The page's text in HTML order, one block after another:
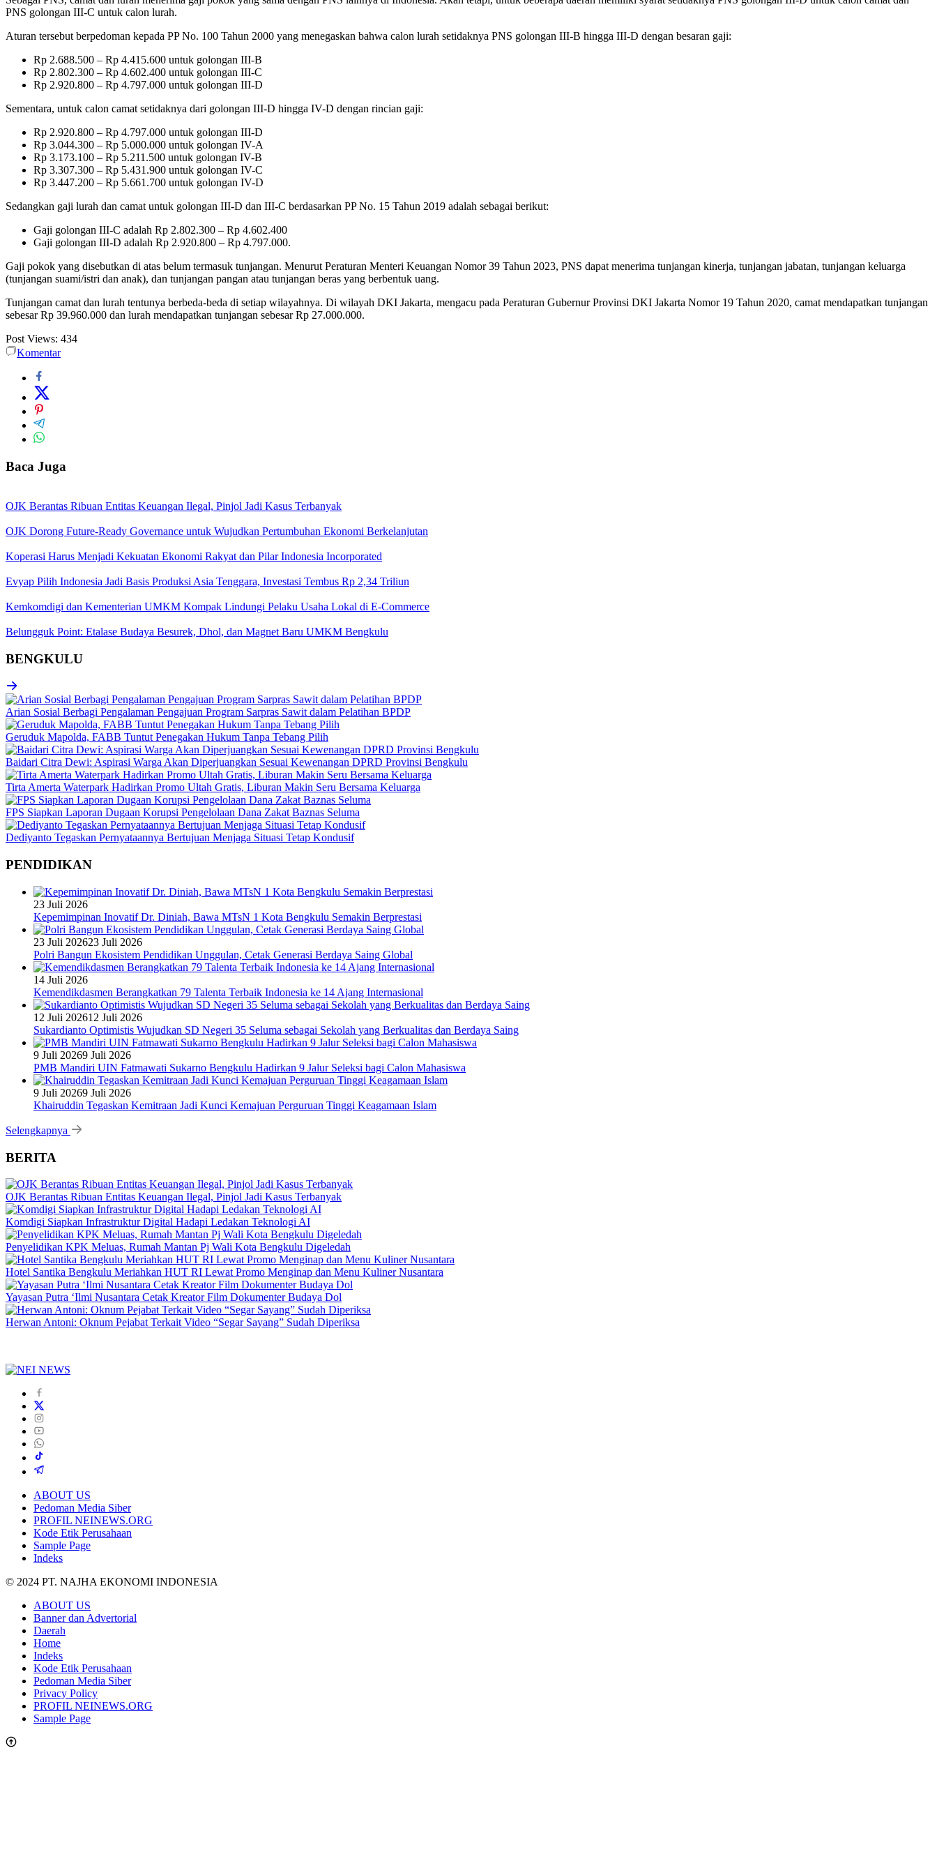
PNS golongan III-C untuk calon lurah.
Aturan tersebut berpedoman kepada PP No. 100 Tahun 2000 yang menegaskan bahwa calon lurah setidaknya PNS golongan III-B hingga III-D dengan besaran gaji:
Rp 2.688.500 – Rp 4.415.600 untuk golongan III-B
Rp 2.802.300 – Rp 4.602.400 untuk golongan III-C
Rp 2.920.800 – Rp 4.797.000 untuk golongan III-D
Sementara, untuk calon camat setidaknya dari golongan III-D hingga IV-D dengan rincian gaji:
Rp 2.920.800 – Rp 4.797.000 untuk golongan III-D
Rp 3.044.300 – Rp 5.000.000 untuk golongan IV-A
Rp 3.173.100 – Rp 5.211.500 untuk golongan IV-B
Rp 3.307.300 – Rp 5.431.900 untuk golongan IV-C
Rp 3.447.200 – Rp 5.661.700 untuk golongan IV-D
Sedangkan gaji lurah dan camat untuk golongan III-D dan III-C berdasarkan PP No. 15 Tahun 2019 adalah sebagai berikut:
Gaji golongan III-C adalah Rp 2.802.300 – Rp 4.602.400
Gaji golongan III-D adalah Rp 2.920.800 – Rp 4.797.000.
Gaji pokok yang disebutkan di atas belum termasuk tunjangan. Menurut Peraturan Menteri Keuangan Nomor 39 Tahun 2023, PNS dapat menerima tunjangan kinerja, tunjangan jabatan, tunjangan keluarga
(tunjangan suami/istri dan anak), dan tunjangan pangan atau tunjangan beras yang berbentuk uang.
Tunjangan camat dan lurah tentunya berbeda-beda di setiap wilayahnya. Di wilayah DKI Jakarta, mengacu pada Peraturan Gubernur Provinsi DKI Jakarta Nomor 19 Tahun 2020, camat mendapatkan tunjangan
sebesar Rp 39.960.000 dan lurah mendapatkan tunjangan sebesar Rp 27.000.000.
Post Views: 434
Komentar
Baca Juga
OJK Berantas Ribuan Entitas Keuangan Ilegal, Pinjol Jadi Kasus Terbanyak
OJK Dorong Future-Ready Governance untuk Wujudkan Pertumbuhan Ekonomi Berkelanjutan
Koperasi Harus Menjadi Kekuatan Ekonomi Rakyat dan Pilar Indonesia Incorporated
Evyap Pilih Indonesia Jadi Basis Produksi Asia Tenggara, Investasi Tembus Rp 2,34 Triliun
Kemkomdigi dan Kementerian UMKM Kompak Lindungi Pelaku Usaha Lokal di E-Commerce
Belungguk Point: Etalase Budaya Besurek, Dhol, dan Magnet Baru UMKM Bengkulu
BENGKULU
Arian Sosial Berbagi Pengalaman Pengajuan Program Sarpras Sawit dalam Pelatihan BPDP
Geruduk Mapolda, FABB Tuntut Penegakan Hukum Tanpa Tebang Pilih
Baidari Citra Dewi: Aspirasi Warga Akan Diperjuangkan Sesuai Kewenangan DPRD Provinsi Bengkulu
Tirta Amerta Waterpark Hadirkan Promo Ultah Gratis, Liburan Makin Seru Bersama Keluarga
FPS Siapkan Laporan Dugaan Korupsi Pengelolaan Dana Zakat Baznas Seluma
Dediyanto Tegaskan Pernyataannya Bertujuan Menjaga Situasi Tetap Kondusif
PENDIDIKAN
23 Juli 2026
Kepemimpinan Inovatif Dr. Diniah, Bawa MTsN 1 Kota Bengkulu Semakin Berprestasi
23 Juli 202623 Juli 2026
Polri Bangun Ekosistem Pendidikan Unggulan, Cetak Generasi Berdaya Saing Global
14 Juli 2026
Kemendikdasmen Berangkatkan 79 Talenta Terbaik Indonesia ke 14 Ajang Internasional
12 Juli 202612 Juli 2026
Sukardianto Optimistis Wujudkan SD Negeri 35 Seluma sebagai Sekolah yang Berkualitas dan Berdaya Saing
9 Juli 20269 Juli 2026
PMB Mandiri UIN Fatmawati Sukarno Bengkulu Hadirkan 9 Jalur Seleksi bagi Calon Mahasiswa
9 Juli 20269 Juli 2026
Khairuddin Tegaskan Kemitraan Jadi Kunci Kemajuan Perguruan Tinggi Keagamaan Islam
Selengkapnya
BERITA
OJK Berantas Ribuan Entitas Keuangan Ilegal, Pinjol Jadi Kasus Terbanyak
Komdigi Siapkan Infrastruktur Digital Hadapi Ledakan Teknologi AI
Penyelidikan KPK Meluas, Rumah Mantan Pj Wali Kota Bengkulu Digeledah
Hotel Santika Bengkulu Meriahkan HUT RI Lewat Promo Menginap dan Menu Kuliner Nusantara
Yayasan Putra ‘Ilmi Nusantara Cetak Kreator Film Dokumenter Budaya Dol
Herwan Antoni: Oknum Pejabat Terkait Video “Segar Sayang” Sudah Diperiksa
ABOUT US
Pedoman Media Siber
PROFIL NEINEWS.ORG
Kode Etik Perusahaan
Sample Page
Indeks
© 2024 PT. NAJHA EKONOMI INDONESIA
ABOUT US
Banner dan Advertorial
Daerah
Home
Indeks
Kode Etik Perusahaan
Pedoman Media Siber
Privacy Policy
PROFIL NEINEWS.ORG
Sample Page